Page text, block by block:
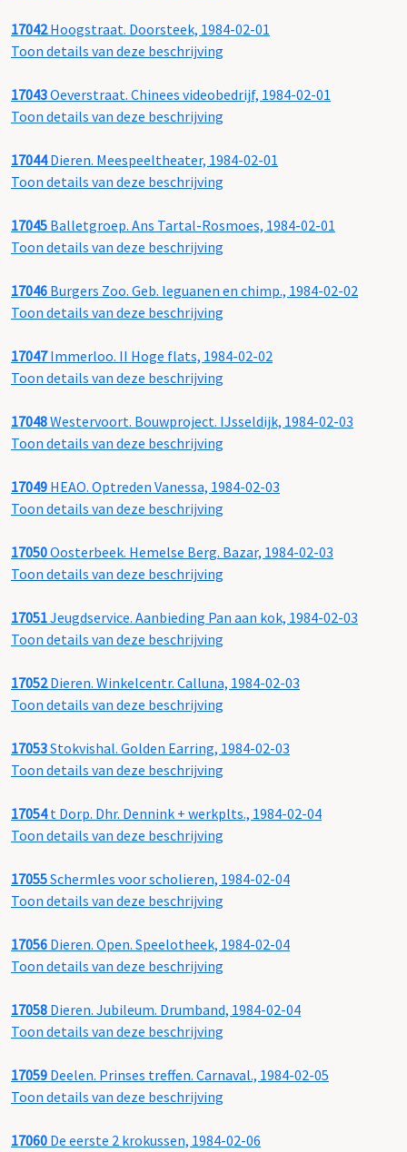
17042Hoogstraat. Doorsteek, 1984-02-01
Toon details van deze beschrijving
17043Oeverstraat. Chinees videobedrijf, 1984-02-01
Toon details van deze beschrijving
17044Dieren. Meespeeltheater, 1984-02-01
Toon details van deze beschrijving
17045 Balletgroep. Ans Tartal-Rosmoes, 1984-02-01
Toon details van deze beschrijving
17046 Burgers Zoo. Geb. leguanen en chimp., 1984-02-02
Toon details van deze beschrijving
17047Immerloo. II Hoge flats, 1984-02-02
Toon details van deze beschrijving
17048Westervoort. Bouwproject. IJsseldijk, 1984-02-03
Toon details van deze beschrijving
17049 HEAO. Optreden Vanessa, 1984-02-03
Toon details van deze beschrijving
17050Oosterbeek. Hemelse Berg. Bazar, 1984-02-03
Toon details van deze beschrijving
17051Jeugdservice. Aanbieding Pan aan kok, 1984-02-03
Toon details van deze beschrijving
17052Dieren. Winkelcentr. Calluna, 1984-02-03
Toon details van deze beschrijving
17053Stokvishal. Golden Earring, 1984-02-03
Toon details van deze beschrijving
17054t Dorp. Dhr. Dennink + werkplts., 1984-02-04
Toon details van deze beschrijving
17055Schermles voor scholieren, 1984-02-04
Toon details van deze beschrijving
17056 Dieren. Open. Speelotheek, 1984-02-04
Toon details van deze beschrijving
17058 Dieren. Jubileum. Drumband, 1984-02-04
Toon details van deze beschrijving
17059 Deelen. Prinses treffen. Carnaval., 1984-02-05
Toon details van deze beschrijving
17060 De eerste 2 krokussen, 1984-02-06